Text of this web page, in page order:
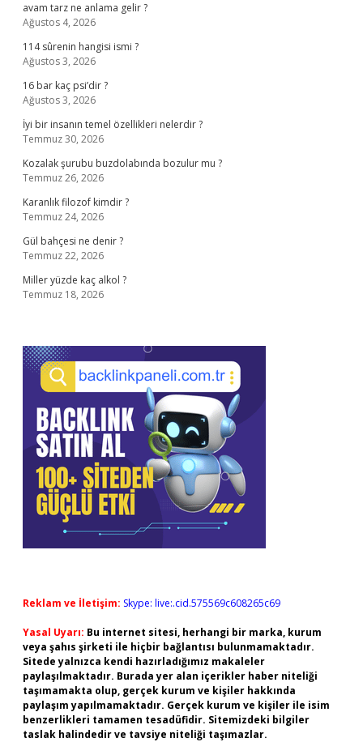
avam tarz ne anlama gelir ?
Ağustos 4, 2026
114 sûrenin hangisi ismi ?
Ağustos 3, 2026
16 bar kaç psi’dir ?
Ağustos 3, 2026
İyi bir insanın temel özellikleri nelerdir ?
Temmuz 30, 2026
Kozalak şurubu buzdolabında bozulur mu ?
Temmuz 26, 2026
Karanlık filozof kimdir ?
Temmuz 24, 2026
Gül bahçesi ne denir ?
Temmuz 22, 2026
Miller yüzde kaç alkol ?
Temmuz 18, 2026
Reklam ve İletişim: Skype: live:.cid.575569c608265c69
Yasal Uyarı: Bu internet sitesi, herhangi bir marka, kurum
veya şahıs şirketi ile hiçbir bağlantısı bulunmamaktadır.
Sitede yalnızca kendi hazırladığımız makaleler
paylaşılmaktadır. Burada yer alan içerikler haber niteliği
taşımamakta olup, gerçek kurum ve kişiler hakkında
paylaşım yapılmamaktadır. Gerçek kurum ve kişiler ile isim
benzerlikleri tamamen tesadüfidir. Sitemizdeki bilgiler
taslak halindedir ve tavsiye niteliği taşımazlar.